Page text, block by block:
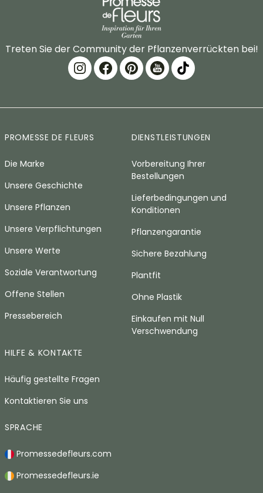
Treten Sie der Community der Pflanzenverrückten bei!
PROMESSE DE FLEURS
Die Marke
Unsere Geschichte
Unsere Pflanzen
Unsere Verpflichtungen
Unsere Werte
Soziale Verantwortung
Offene Stellen
Pressebereich
DIENSTLEISTUNGEN
Vorbereitung Ihrer
Bestellungen
Lieferbedingungen und
Konditionen
Pflanzengarantie
Sichere Bezahlung
Plantfit
Ohne Plastik
Einkaufen mit Null
Verschwendung
HILFE & KONTAKTE
Häufig gestellte Fragen
Kontaktieren Sie uns
SPRACHE
Promessedefleurs.com
Promessedefleurs.ie